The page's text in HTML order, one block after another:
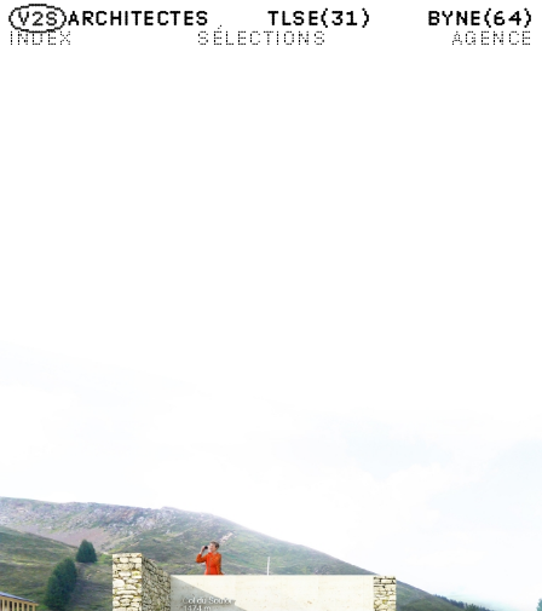
ARCHITECTES TLSE(31) BYNE(64)
INDEX
SÉLECTIONS AGENCE